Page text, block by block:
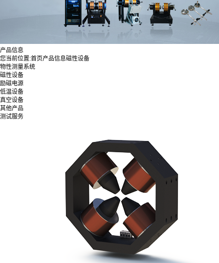
产品信息
您当前位置:首页产品信息磁性设备
物性测量系统
磁性设备
励磁电源
低温设备
真空设备
其他产品
测试服务